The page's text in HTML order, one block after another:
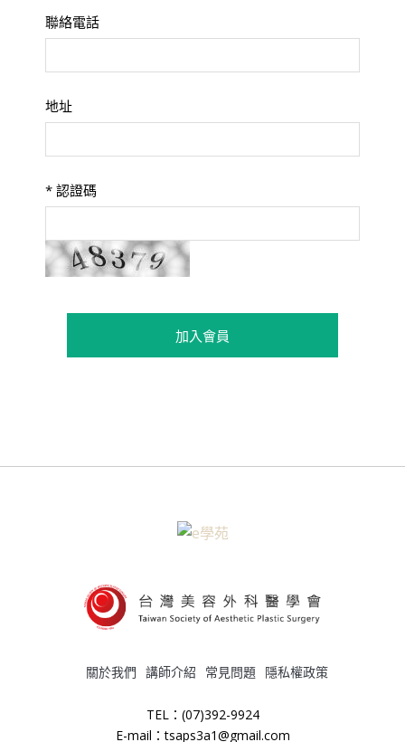
聯絡電話
地址
* 認證碼
TEL：(07)392-9924
E-mail：tsaps3a1@gmail.com
關於我們 講師介紹 常見問題 隱私權政策